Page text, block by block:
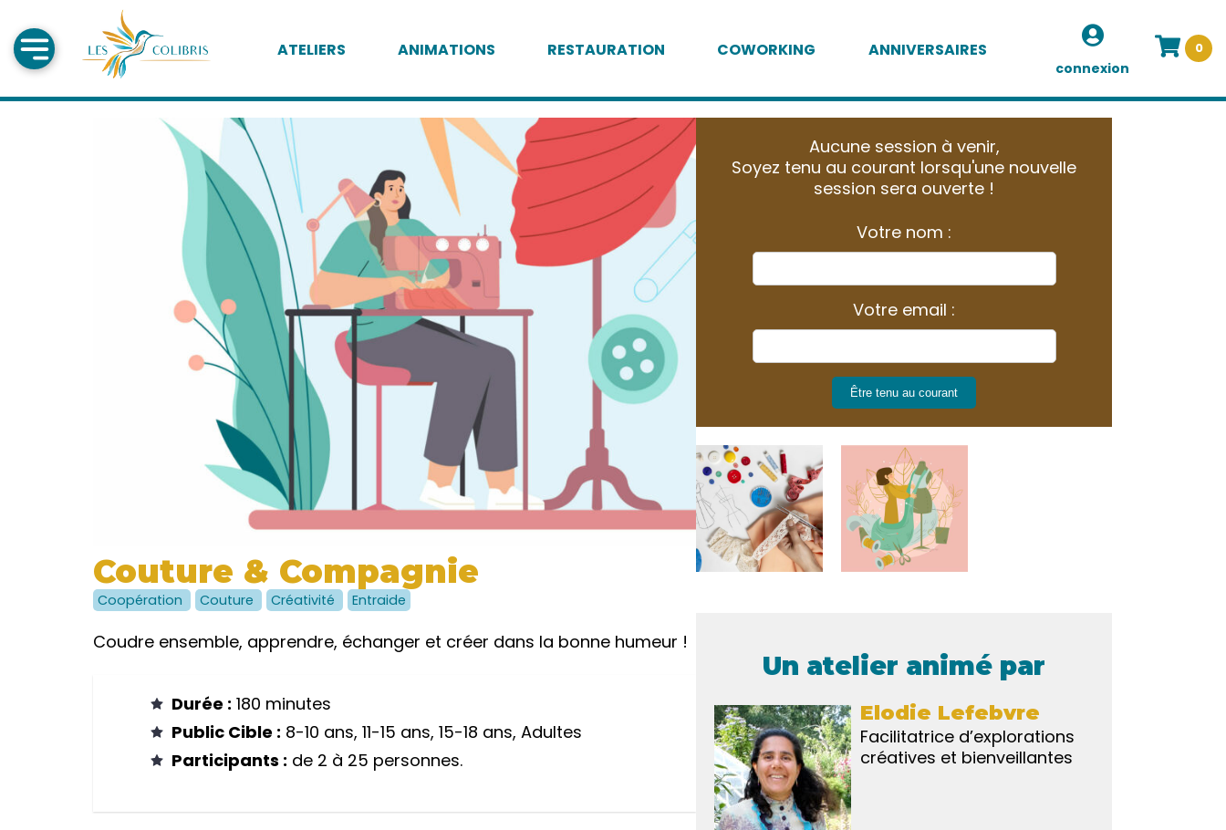
ATELIERS ANIMATIONS RESTAURATION COWORKING ANNIVERSAIRES
connexion
0
Couture & Compagnie
Coopération Couture Créativité Entraide
Coudre ensemble, apprendre, échanger et créer dans la bonne humeur !
Durée : 180 minutes
Public Cible : 8-10 ans, 11-15 ans, 15-18 ans, Adultes
Participants : de 2 à 25 personnes.
Aucune session à venir,
Soyez tenu au courant lorsqu'une nouvelle
session sera ouverte !
Votre nom :
Votre email :
Être tenu au courant
Un atelier animé par
Elodie Lefebvre
Facilitatrice d’explorations
créatives et bienveillantes